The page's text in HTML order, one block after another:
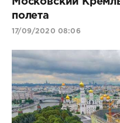
Московский
полета
17/09/2020 08:06